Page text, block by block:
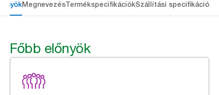
MegnevezésTermékspecifikációkSzállítási specifikációk
Főbb előnyök